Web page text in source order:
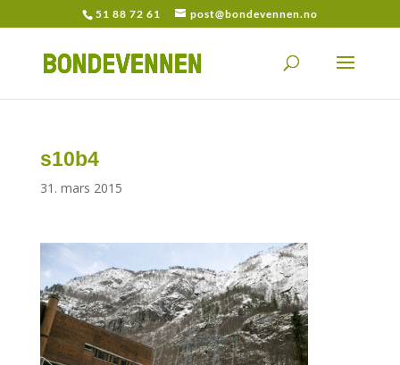
51 88 72 61 post@bondevennen.no
s10b4
31. mars 2015